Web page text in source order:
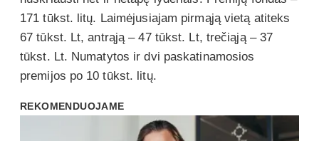
171 tūkst. litų. Laimėjusiajam pirmąją vietą atiteks
67 tūkst. Lt, antrąją – 47 tūkst. Lt, trečiąją – 37
tūkst. Lt. Numatytos ir dvi paskatinamosios
premijos po 10 tūkst. litų.
REKOMENDUOJAME